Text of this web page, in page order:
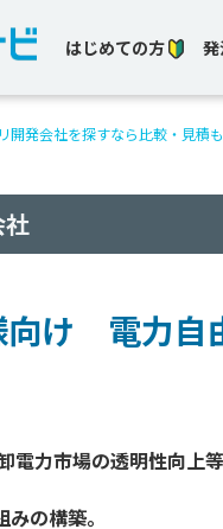
はじめての方
開発会社を探すなら比較・見積も
向け 電力自
電力市場の透明性向上